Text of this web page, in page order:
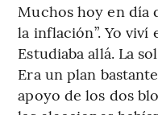
Muchos hoy en día
la inflación”. Yo viví
Estudiaba allá. La
Era un plan
apoyo de los dos